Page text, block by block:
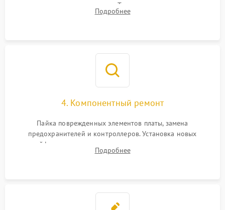
питания и картоприемника. Тестирование механизма
затвора и блока внутрикамерной стабилизации.
Подробнее
4. Компонентный ремонт
Пайка поврежденных элементов платы, замена
предохранителей и контроллеров. Установка новых
шлейфов, дисплея, механизма затвора или двигателя
автофокуса. Восстановление геометрии тубуса объектива
Подробнее